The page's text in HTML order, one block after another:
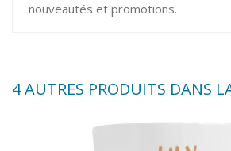
nouveautés et promotions.
4 AUTRES PRODUITS DANS